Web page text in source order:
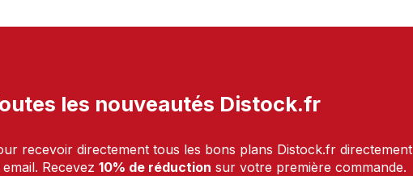
les nouveautés Distock.fr
recevoir directement tous les bons plans Distock.fr directement
Recevez 10% de réduction sur votre première commande.